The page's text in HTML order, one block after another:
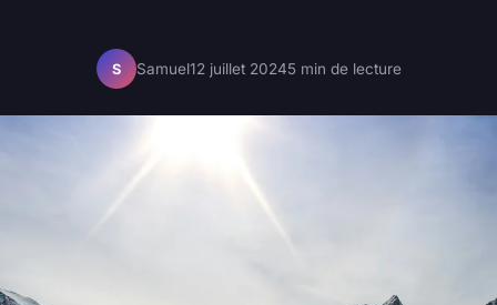
S Samuel12 juillet 20245 min de lecture